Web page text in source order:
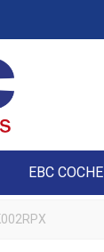
EBC COCHE